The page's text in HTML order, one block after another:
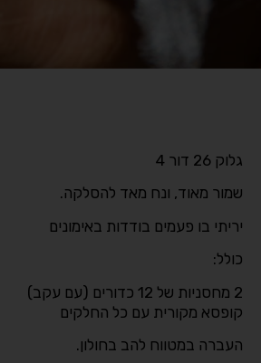
גלוק 26 דור 4
שמור מאוד, ונח מאד להסלקה.
יריתי בו פעמים בודדות באימונים
כולל:
2 מחסניות של 12 כדורים (עם עקב)
קופסא מקורית עם כל החלקים
העברה במטווח להב בחולון.